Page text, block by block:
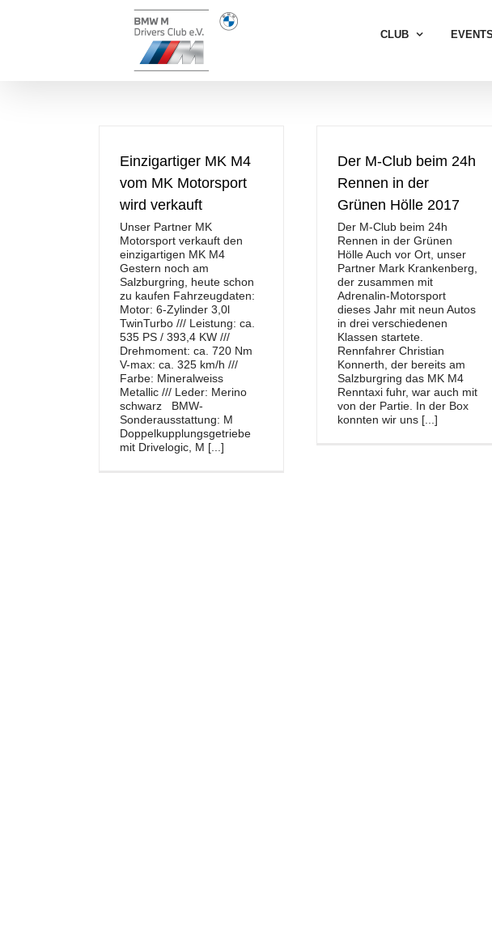
CLUB EVENTS
Einzigartiger MK M4
vom MK Motorsport
wird verkauft
Unser Partner MK
Motorsport verkauft den
einzigartigen MK M4
Gestern noch am
Salzburgring, heute schon
zu kaufen Fahrzeugdaten:
Motor: 6-Zylinder 3,0l
TwinTurbo /// Leistung: ca.
535 PS / 393,4 KW ///
Drehmoment: ca. 720 Nm
V-max: ca. 325 km/h ///
Farbe: Mineralweiss
Metallic /// Leder: Merino
schwarz BMW-
Sonderausstattung: M
Doppelkupplungsgetriebe
mit Drivelogic, M [...]
Der M-Club beim 24h
Rennen in der
Grünen Hölle 2017
Der M-Club beim 24h
Rennen in der Grünen
Hölle Auch vor Ort, unser
Partner Mark Krankenberg,
der zusammen mit
Adrenalin-Motorsport
dieses Jahr mit neun Autos
in drei verschiedenen
Klassen startete.
Rennfahrer Christian
Konnerth, der bereits am
Salzburgring das MK M4
Renntaxi fuhr, war auch mit
von der Partie. In der Box
konnten wir uns [...]